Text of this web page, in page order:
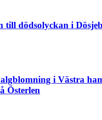
till dödsolyckan i
i Västra
Österlen